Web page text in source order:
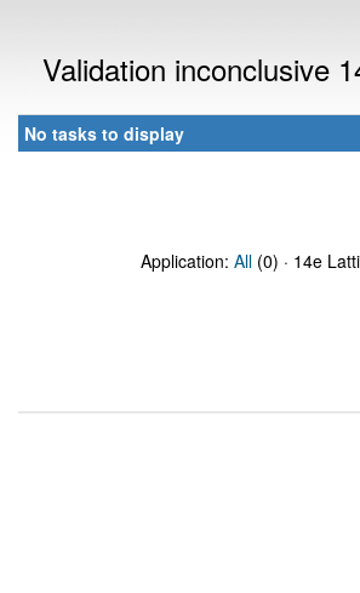
Validation inconclusive
No tasks to display
Application: All (0) · 14e